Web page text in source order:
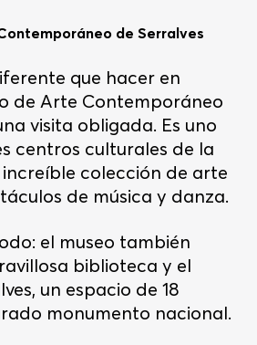
de Serralves
que hacer en
de Arte Contemporáneo
visita obligada. Es uno
centros culturales de la
colección de arte
de música y danza.
el museo también
biblioteca y el
un espacio de 18
monumento nacional.